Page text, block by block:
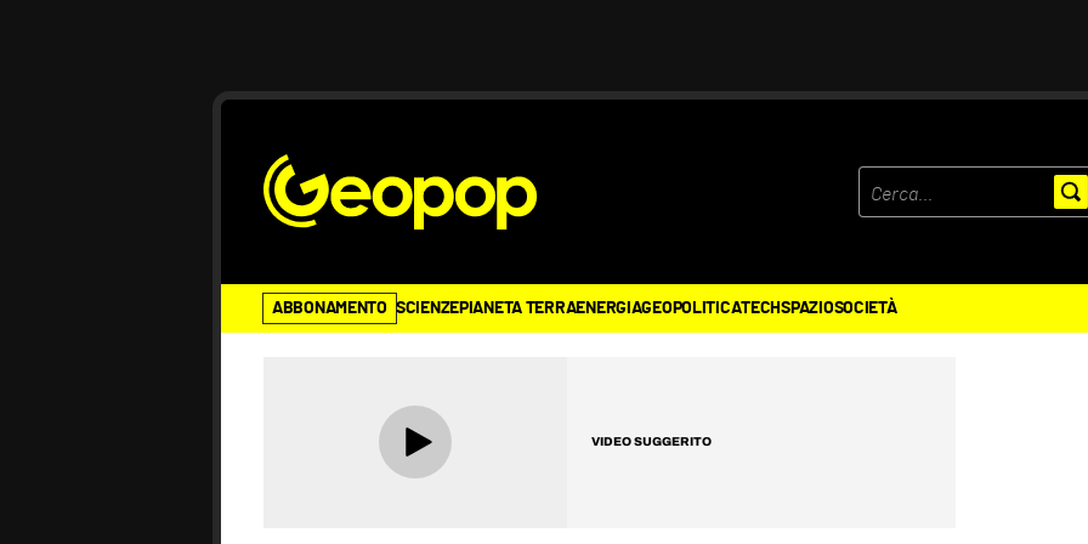
ABBONAMENTO SCIENZEPIANETA TERRAENERGIAGEOPOLITICATECHSPAZIOSOCIETÀ
VIDEO SUGGERITO